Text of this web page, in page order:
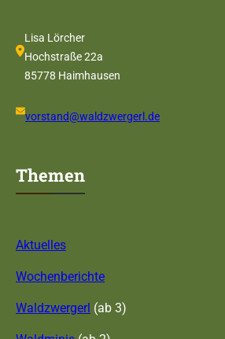
Lisa Lörcher
Hochstraße 22a
85778 Haimhausen
vorstand@waldzwergerl.de
Themen
Aktuelles
Wochenberichte
Waldzwergerl (ab 3)